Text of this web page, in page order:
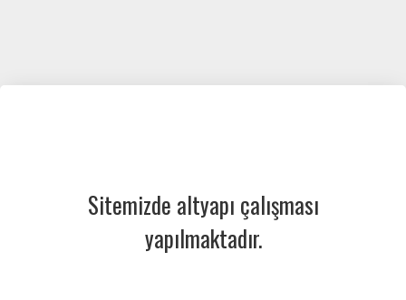
Sitemizde altyapı çalışması
yapılmaktadır.